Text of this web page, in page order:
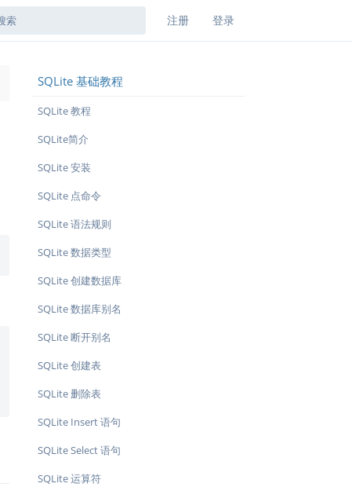
注册 登录
SQLite 基础教程
SQLite 教程
SQLite简介
SQLite 安装
SQLite 点命令
SQLite 语法规则
SQLite 数据类型
SQLite 创建数据库
SQLite 数据库别名
SQLite 断开别名
SQLite 创建表
SQLite 删除表
SQLite Insert 语句
SQLite Select 语句
SQLite 运算符